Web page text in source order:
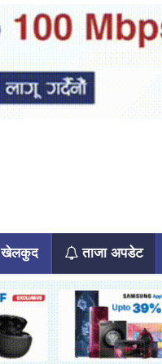
खेलकुद ताजा अपडेट